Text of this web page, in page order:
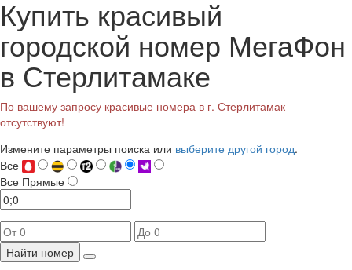
Купить красивый
городской номер МегаФон
в Стерлитамаке
По вашему запросу красивые номера в г. Стерлитамак
отсутствуют!
Измените параметры поиска или выберите другой город.
Все
Все Прямые
Найти номер